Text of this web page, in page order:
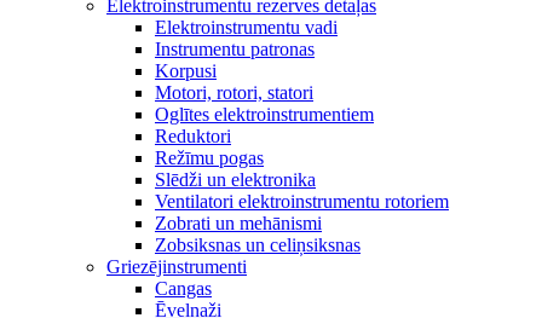
Elektroinstrumentu rezerves detaļas
Elektroinstrumentu vadi
Instrumentu patronas
Korpusi
Motori, rotori, statori
Oglītes elektroinstrumentiem
Reduktori
Režīmu pogas
Slēdži un elektronika
Ventilatori elektroinstrumentu rotoriem
Zobrati un mehānismi
Zobsiksnas un celiņsiksnas
Griezējinstrumenti
Cangas
Ēvelnaži